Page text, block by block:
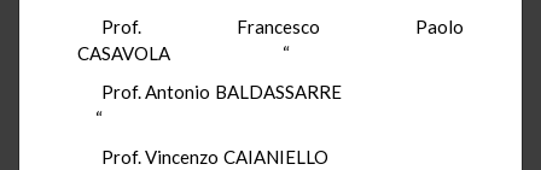
Prof. Francesco Paolo
CASAVOLA “
Prof. Antonio BALDASSARRE
“
Prof. Vincenzo CAIANIELLO